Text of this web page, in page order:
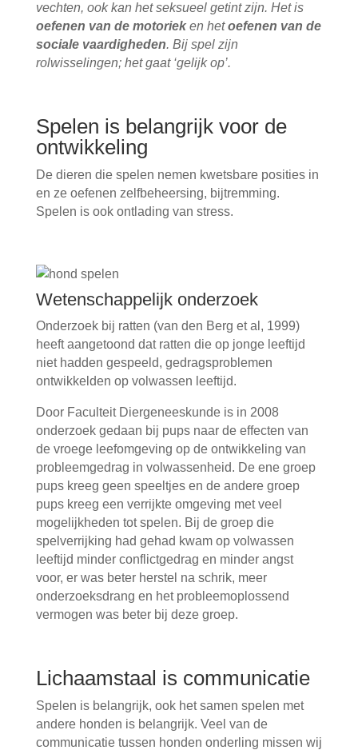
vechten, ook kan het seksueel getint zijn. Het is
oefenen van de motorieken hetoefenen van de
sociale vaardigheden. Bij spel zijn
rolwisselingen; het gaat ‘gelijk op’.
Spelen is belangrijk voor de
ontwikkeling
De dieren die spelen nemen kwetsbare posities in
en ze oefenen zelfbeheersing, bijtremming.
Spelen is ook ontlading van stress.
Wetenschappelijk onderzoek
Onderzoek bij ratten (van den Berg et al, 1999)
heeft aangetoond dat ratten die op jonge leeftijd
niet hadden gespeeld, gedragsproblemen
ontwikkelden op volwassen leeftijd.
Door Faculteit Diergeneeskunde is in 2008
onderzoek gedaan bij pups naar de effecten van
de vroege leefomgeving op de ontwikkeling van
probleemgedrag in volwassenheid. De ene groep
pups kreeg geen speeltjes en de andere groep
pups kreeg een verrijkte omgeving met veel
mogelijkheden tot spelen. Bij de groep die
spelverrijking had gehad kwam op volwassen
leeftijd minder conflictgedrag en minder angst
voor, er was beter herstel na schrik, meer
onderzoeksdrang en het probleemoplossend
vermogen was beter bij deze groep.
Lichaamstaal is communicatie
Spelen is belangrijk, ook het samen spelen met
andere honden is belangrijk. Veel van de
communicatie tussen honden onderling missen wij